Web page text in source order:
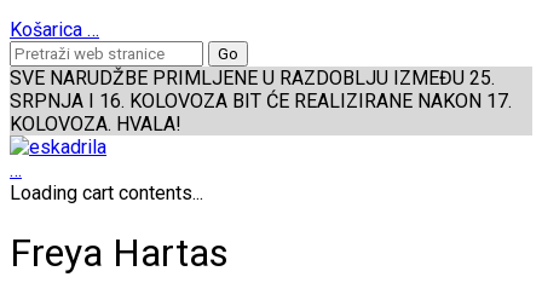
Košarica …
SVE NARUDŽBE PRIMLJENE U RAZDOBLJU IZMEĐU 25.
SRPNJA I 16. KOLOVOZA BIT ĆE REALIZIRANE NAKON 17.
KOLOVOZA. HVALA!
…
Loading cart contents...
Freya Hartas